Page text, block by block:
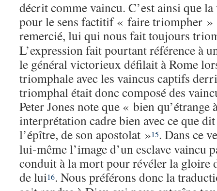
décrit comme vaincu. C’est ainsi que
pour le sens factitif « faire triompher
remercié, lui qui nous fait toujours
L’expression fait pourtant référence à
le général victorieux défilait à Rome
triomphale avec les vaincus captifs
triomphal était donc composé des
Peter Jones note que « bien qu’étrange
interprétation cadre bien avec ce que
l’épître, de son apostolat »15. Dans ce
lui-même l’image d’un esclave vaincu
conduit à la mort pour révéler la gloire
de lui16. Nous préférons donc la